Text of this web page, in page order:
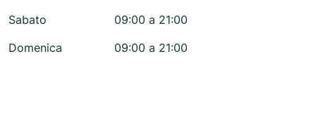
Sabato
09:00 a 21:00
Domenica
09:00 a 21:00